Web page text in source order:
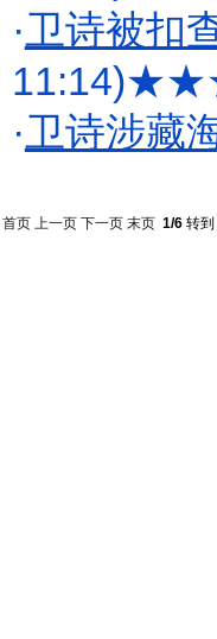
·卫诗被扣
11:14)
·卫诗涉藏
首页 上一页 下一页 末页 1/6 转到